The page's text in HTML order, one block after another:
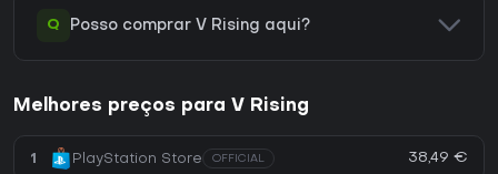
Q Posso comprar V Rising aqui?
Melhores preços para V Rising
1 PlayStation Store OFFICIAL 38,49 €